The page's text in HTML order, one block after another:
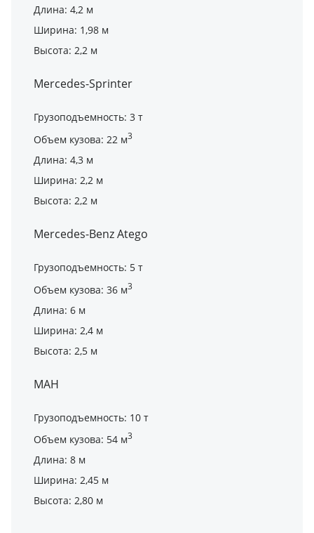
Длина: 4,2 м
Ширина: 1,98 м
Высота: 2,2 м
Mercedes-Sprinter
Грузоподъемность: 3 т
Объем кузова: 22 м3
Длина: 4,3 м
Ширина: 2,2 м
Высота: 2,2 м
Mercedes-Benz Atego
Грузоподъемность: 5 т
Объем кузова: 36 м3
Длина: 6 м
Ширина: 2,4 м
Высота: 2,5 м
МАН
Грузоподъемность: 10 т
Объем кузова: 54 м3
Длина: 8 м
Ширина: 2,45 м
Высота: 2,80 м